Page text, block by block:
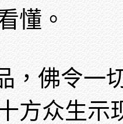
懂。
，佛令一
方众生示